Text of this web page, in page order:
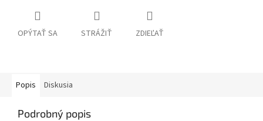
OPÝTAŤ SA STRÁŽIŤ ZDIEĽAŤ
Popis Diskusia
Podrobný popis